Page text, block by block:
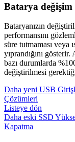
Batarya değişim
Bataryanızın
performansını
süre tutmaması veya
yıprandığını gösterir.
bazı durumlarda
değiştirilmesi
Daha yeni USB
Çözümleri
Listeye dön
Daha eski SSD
Kapatma